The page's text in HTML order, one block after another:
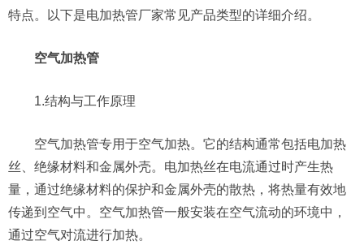
特点。以下是电加热管厂家常见产品类型的详细介绍。
空气加热管
1.结构与工作原理
空气加热管专用于空气加热。它的结构通常包括电加热
丝、绝缘材料和金属外壳。电加热丝在电流通过时产生热
量，通过绝缘材料的保护和金属外壳的散热，将热量有效地
传递到空气中。空气加热管一般安装在空气流动的环境中，
通过空气对流进行加热。